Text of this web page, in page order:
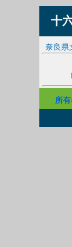
十
奈良県
所